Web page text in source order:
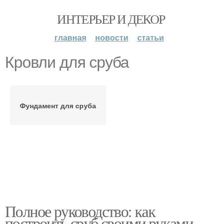
ИНТЕРЬЕР И ДЕКОР
главная новости статьи
Кровли для сруба
Фундамент для сруба
Полное руководство: как